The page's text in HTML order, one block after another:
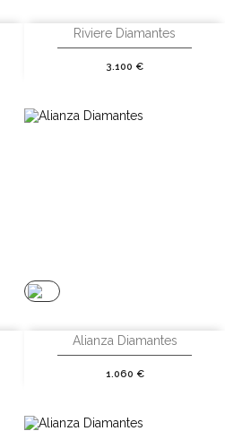
Riviere Diamantes
Precio
3.100 €
Alianza Diamantes
Precio
1.060 €